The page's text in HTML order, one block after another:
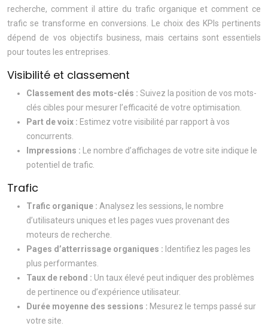
recherche, comment il attire du trafic organique et comment ce
trafic se transforme en conversions. Le choix des KPIs pertinents
dépend de vos objectifs business, mais certains sont essentiels
pour toutes les entreprises.
Visibilité et classement
Classement des mots-clés : Suivez la position de vos mots-
clés cibles pour mesurer l’efficacité de votre optimisation.
Part de voix : Estimez votre visibilité par rapport à vos
concurrents.
Impressions :
Le nombre d’affichages de votre site indique le
potentiel de trafic.
Trafic
Trafic organique : Analysez les sessions, le nombre
d’utilisateurs uniques et les pages vues provenant des
moteurs de recherche.
Pages d’atterrissage organiques : Identifiez les pages les
plus performantes.
Taux de rebond : Un taux élevé peut indiquer des problèmes
de pertinence ou d’expérience utilisateur.
Durée moyenne des sessions : Mesurez le temps passé sur
votre site.